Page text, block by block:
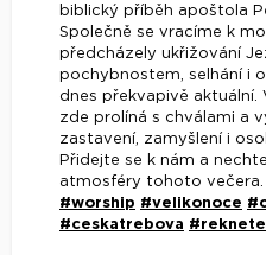
biblický příběh apoštola
Společně se vracíme k
předcházely ukřižování
pochybnostem, selhání i
dnes překvapivě aktuální.
zde prolíná s chválami a
zastavení, zamyšlení i
Přidejte se k nám a
atmosféry tohoto večera.
#worship #velikonoce
#ceskatrebova